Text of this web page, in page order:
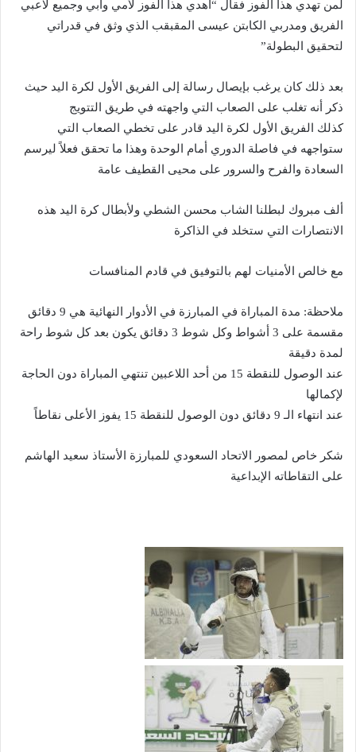
لمن تهدي هذا الفوز فقال “أهدي هذا الفوز لأمي وأبي وجميع لاعبي
الفريق ومدربي الكابتن عيسى المقبقب الذي وثق في قدراتي
لتحقيق البطولة”
بعد ذلك كان يرغب بإيصال رسالة إلى الفريق الأول لكرة اليد حيث
ذكر أنه تغلب على الصعاب التي واجهته في طريق التتويج
كذلك الفريق الأول لكرة اليد قادر على تخطي الصعاب التي
ستواجهه في فاصلة الدوري أمام الوحدة وهذا ما تحقق فعلاً ليرسم
السعادة والفرح والسرور على محيى القطيف عامة
ألف مبروك لبطلنا الشاب محسن الشطي ولأبطال كرة اليد هذه
الانتصارات التي ستخلد في الذاكرة
مع خالص الأمنيات لهم بالتوفيق في قادم المنافسات
ملاحظة: مدة المباراة في المبارزة في الأدوار النهائية هي 9 دقائق
مقسمة على 3 أشواط وكل شوط 3 دقائق يكون بعد كل شوط راحة
لمدة دقيقة
عند الوصول للنقطة 15 من أحد اللاعبين تنتهي المباراة دون الحاجة
لإكمالها
عند انتهاء الـ 9 دقائق دون الوصول للنقطة 15 يفوز الأعلى نقاطاً
شكر خاص لمصور الاتحاد السعودي للمبارزة الأستاذ سعيد الهاشم
على التقاطاته الإبداعية